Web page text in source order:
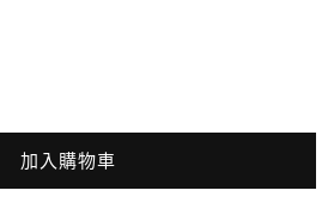
加入購物車